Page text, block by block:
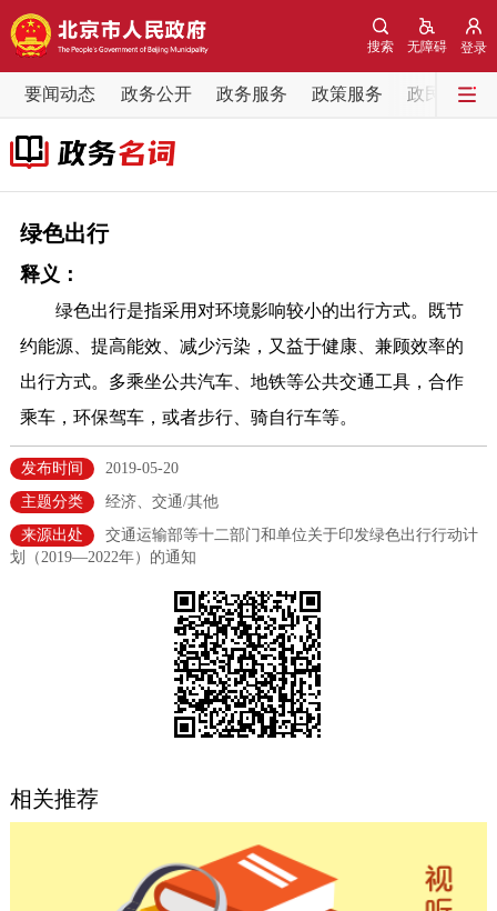
登录
无障碍
搜索
要闻动态 政务公开 政务服务 政策服务 政民互动
要闻动态
党中央精神
各区热点
政务公开
市领导 机构职能 政策服务
政策兑现
决策公开 专题公开
法人服务
利企服务
政民互动
12345网上接诉即办 我要咨询 我要建议
绿色出行
释义：
绿色出行是指采用对环境影响较小的出行方式。既节
约能源、提高能效、减少污染，又益于健康、兼顾效率的
出行方式。多乘坐公共汽车、地铁等公共交通工具，合作
乘车，环保驾车，或者步行、骑自行车等。
发布时间
2019-05-20
主题分类
经济、交通/其他
来源出处
交通运输部等十二部门和单位关于印发绿色出行行动计
划（2019—2022年）的通知
相关推荐